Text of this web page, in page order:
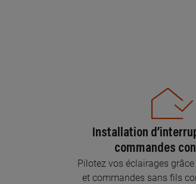
Installation
commandes
Pilotez vos éclairages
et commandes sans fils